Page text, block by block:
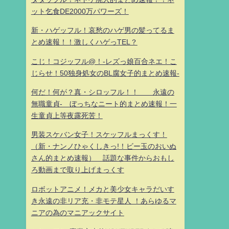
ット乞食DE2000万パワーズ！
新・ハゲッフル！哀愁のハゲ男の髪ってるま
とめ速報！！激しくハゲっTEL？
こじ！コジッフル@！-レズっ娘百合ネエ！こ
じらせ！50独身処女のBL腐女子的まとめ速報-
何だ！何が？真・シロッフル！！ 永遠の
無職童貞- ぼっちなニート的まとめ速報！一
生童貞上等夜露死苦！
男装スケバン女子！スケッフルまっくす！
（新・ナンノひゃくしきっ!！ビー玉のおいぬ
さん的まとめ速報） 話題な事件からおもし
ろ動画まで取り上げまっくす
ロボットアニメ！メカと美少女キャラだいす
き永遠の非リア充・非モテ星人 ！あらゆるマ
ニアの為のマニアックサイト